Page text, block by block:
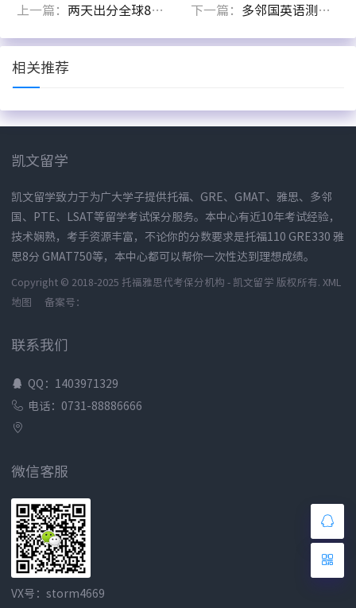
上一篇： 两天出分全球800所大学认可的多邻国考试是什么？ 下一篇： 多邻国英语测试几天出结果？
相关推荐
凯文留学
凯文留学致力于为广大学子提供托福、GRE、GMAT、雅思、多邻
国、PTE、LSAT等留学考试保分服务。本中心有近10年考试经验，
技术娴熟，考手资源丰富，不论你的分数要求是托福110 GRE330 雅
思8分 GMAT750等，本中心都可以帮你一次性达到理想成绩。
Copyright © 2018-2025 托福雅思代考保分机构 - 凯文留学 版权所有. XML
地图
备案号：
联系我们
QQ：1403971329
电话：0731-88886666
微信客服
VX号：storm4669